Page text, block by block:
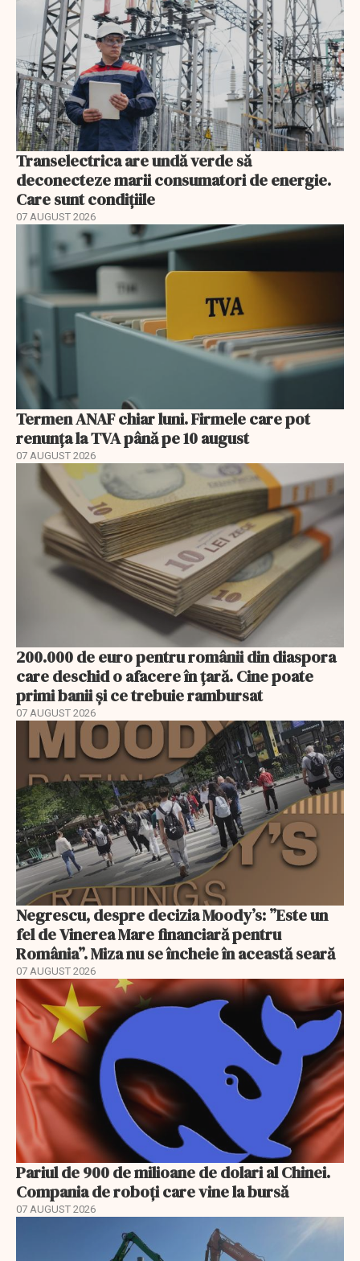
Transelectrica are undă verde să
deconecteze marii consumatori de energie.
Care sunt condițiile
07 AUGUST 2026
Termen ANAF chiar luni. Firmele care pot
renunța la TVA până pe 10 august
07 AUGUST 2026
200.000 de euro pentru românii din diaspora
care deschid o afacere în țară. Cine poate
primi banii și ce trebuie rambursat
07 AUGUST 2026
Negrescu, despre decizia Moody’s: ”Este un
fel de Vinerea Mare financiară pentru
România”. Miza nu se încheie în această seară
07 AUGUST 2026
Pariul de 900 de milioane de dolari al Chinei.
Compania de roboți care vine la bursă
07 AUGUST 2026